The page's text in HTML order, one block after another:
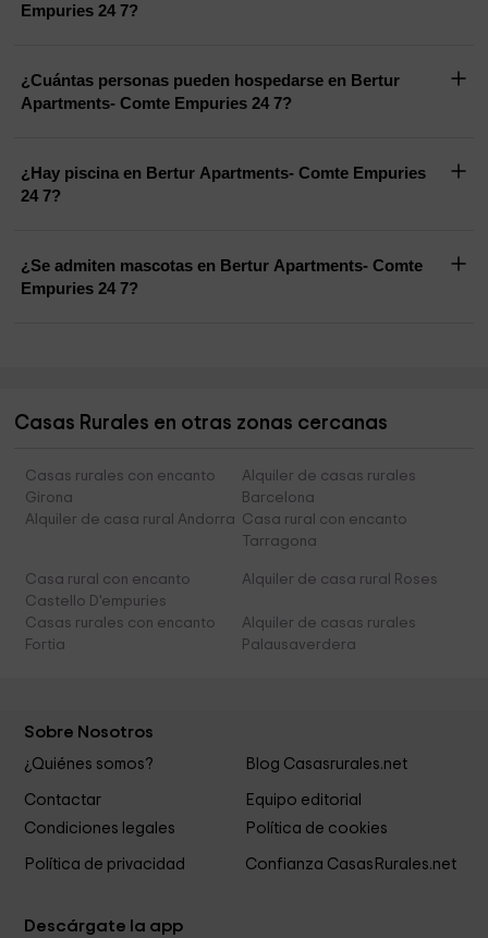
Empuries 24 7?
¿Cuántas personas pueden hospedarse en Bertur
Apartments- Comte Empuries 24 7?
¿Hay piscina en Bertur Apartments- Comte Empuries
24 7?
¿Se admiten mascotas en Bertur Apartments- Comte
Empuries 24 7?
Casas Rurales en otras zonas cercanas
Casas rurales con encanto
Girona
Alquiler de casas rurales
Barcelona
Alquiler de casa rural Andorra Casa rural con encanto
Tarragona
Casa rural con encanto
Castello D'empuries
Alquiler de casa rural Roses
Casas rurales con encanto
Fortia
Alquiler de casas rurales
Palausaverdera
Sobre Nosotros
¿Quiénes somos? Blog Casasrurales.net
Contactar
Equipo editorial
Condiciones legales
Política de cookies
Política de privacidad Confianza CasasRurales.net
Descárgate la app